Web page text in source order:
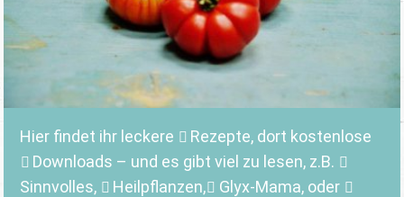
Hier findet ihr leckere Rezepte, dort kostenlose
Downloads – und es gibt viel zu lesen, z.B.
Sinnvolles, Heilpflanzen, Glyx-Mama,oder